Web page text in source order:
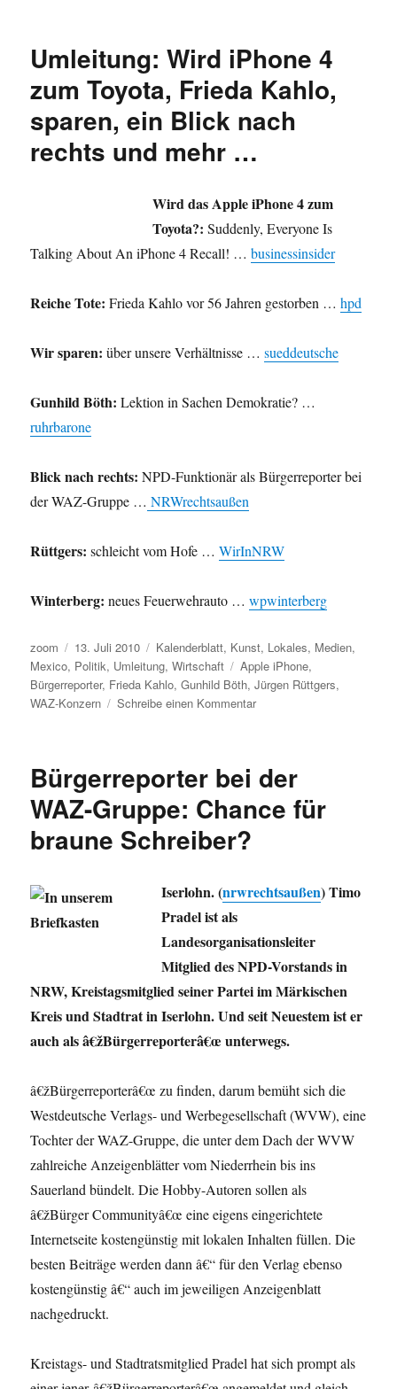
Umleitung: Wird iPhone 4
zum Toyota, Frieda Kahlo,
sparen, ein Blick nach
rechts und mehr …
Wird das Apple iPhone 4 zum
Toyota?: Suddenly, Everyone Is
Talking About An iPhone 4 Recall! …businessinsider
Reiche Tote: Frieda Kahlo vor 56 Jahren gestorben …hpd
Wir sparen: über unsere Verhältnisse …sueddeutsche
Gunhild Böth: Lektion in Sachen Demokratie? …
ruhrbarone
Blick nach rechts: NPD-Funktionär als Bürgerreporter bei
der WAZ-Gruppe … NRWrechtsaußen
Rüttgers: schleicht vom Hofe …WirInNRW
Winterberg: neues Feuerwehrauto …wpwinterberg
Autor
zoom
Veröffentlicht
am
13. Juli 2010 Kategorien
Kalenderblatt, Kunst, Lokales, Medien,
Mexico, Politik, Umleitung,Wirtschaft Schlagwörter
Apple iPhone,
Bürgerreporter, Frieda Kahlo,Gunhild Böth,Jürgen Rüttgers,
WAZ-Konzern
Schreibe einen Kommentarzu
4
Toyota,
ein
Blick
rechts
und
…
Bürgerreporter bei der
WAZ-Gruppe: Chance für
braune Schreiber?
Iserlohn. (nrwrechtsaußen) Timo
Pradel ist als
Landesorganisationsleiter
Mitglied des NPD-Vorstands in
NRW, Kreistagsmitglied seiner Partei im Märkischen
Kreis und Stadtrat in Iserlohn. Und seit Neuestem ist er
auch als â€žBürgerreporterâ€œ unterwegs.
â€žBürgerreporterâ€œ zu finden, darum bemüht sich die
Westdeutsche Verlags- und Werbegesellschaft (WVW), eine
Tochter der WAZ-Gruppe, die unter dem Dach der WVW
zahlreiche Anzeigenblätter vom Niederrhein bis ins
Sauerland bündelt. Die Hobby-Autoren sollen als
â€žBürger Communityâ€œ eine eigens eingerichtete
Internetseite kostengünstig mit lokalen Inhalten füllen. Die
besten Beiträge werden dann â€“ für den Verlag ebenso
kostengünstig â€“ auch im jeweiligen Anzeigenblatt
nachgedruckt.
Kreistags- und Stadtratsmitglied Pradel hat sich prompt als